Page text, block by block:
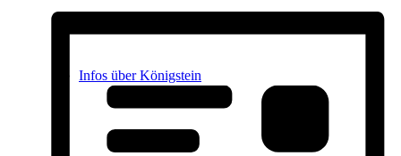
Infos über Königstein